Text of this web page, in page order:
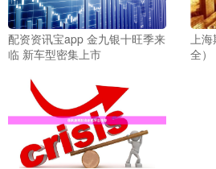
配资资讯宝app 金九银十旺季来
临 新车型密集上市
上
全）